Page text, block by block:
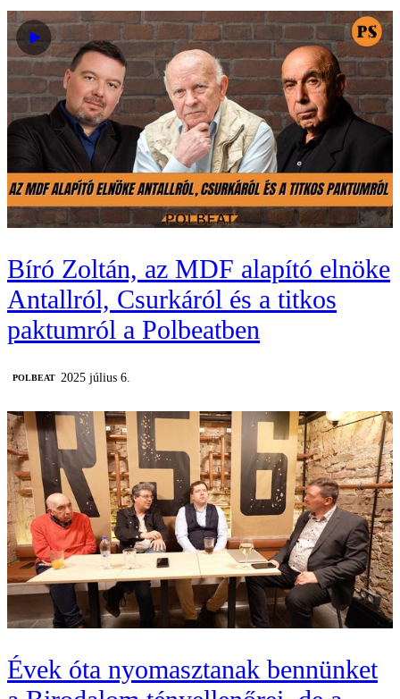
Bíró Zoltán, az MDF alapító elnöke
Antallról, Csurkáról és a titkos
paktumról a Polbeatben
‎POLBEAT 2025 július 6.
Évek óta nyomasztanak bennünket